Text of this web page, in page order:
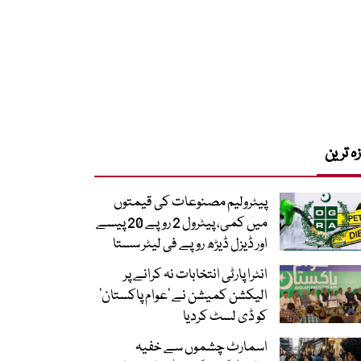
ترین
پیٹرولیم مصنوعات کی قیمتوں
میں کمی، پیٹرول 2 روپے 20 پیسے
اور ڈیزل ڈیڑھ روپے فی لیٹر سستا
انٹرا پارٹی انتخابات نہ کرانے پر
الیکشن کمیشن نے ’عوام پاکستان‘
کو ڈی لسٹ کردیا
اسمارٹ چشموں سے خفیہ